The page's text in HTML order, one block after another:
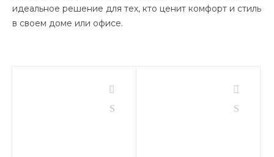
идеальное решение для тех, кто ценит комфорт и стиль
в своем доме или офисе.